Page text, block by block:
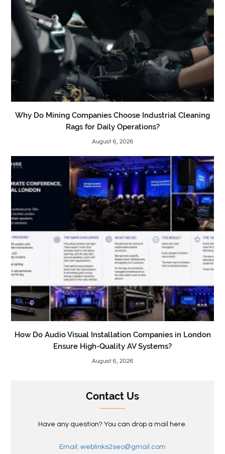
Why Do Mining Companies Choose Industrial Cleaning
Rags for Daily Operations?
August 6, 2026
How Do Audio Visual Installation Companies in London
Ensure High-Quality AV Systems?
August 6, 2026
Contact Us
Have any question? You can drop a mail here.
Email: weblinks2seo@gmail.com